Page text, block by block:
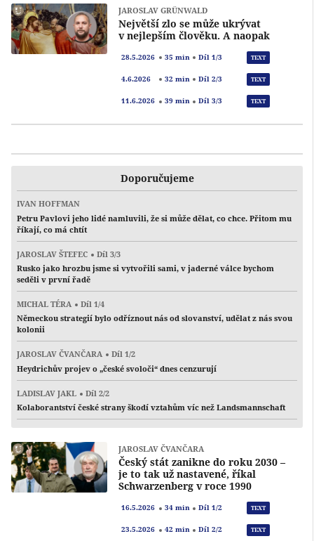
JAROSLAV GRÜNWALD
Největší zlo se může ukrývat
v nejlepším člověku. A naopak
28.5.2026 35 min Díl 1/3 TEXT
4.6.2026 32 min Díl 2/3 TEXT
11.6.2026 39 min Díl 3/3 TEXT
Doporučujeme
IVAN HOFFMAN
Petru Pavlovi jeho lidé namluvili, že si může dělat, co chce. Přitom mu
říkají, co má chtít
JAROSLAV ŠTEFEC
Díl 3/3
Rusko jako hrozbu jsme si vytvořili sami, v jaderné válce bychom
seděli v první řadě
MICHAL TÉRA
Díl 1/4
Německou strategií bylo odříznout nás od slovanství, udělat z nás svou
kolonii
JAROSLAV ČVANČARA
Díl 1/2
Heydrichův projev o „české svoloči“ dnes cenzurují
LADISLAV JAKL
Díl 2/2
Kolaborantství české strany škodí vztahům víc než Landsmannschaft
JAROSLAV ČVANČARA
Český stát zanikne do roku 2030 –
je to tak už nastavené, říkal
Schwarzenberg v roce 1990
16.5.2026 34 min Díl 1/2 TEXT
23.5.2026 42 min Díl 2/2 TEXT